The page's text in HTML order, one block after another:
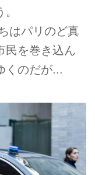
はパリのど真
民を巻き込ん
くのだが...